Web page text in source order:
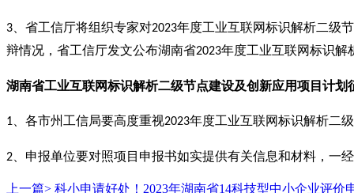
3 、省工信厅将组织专家对2023年度工业互联网标识解析二级
辩情况，省工信厅发文公布湖南省2023年度工业互联网标识解
湖南省工业互联网标识解析二级节点建设及创新应用项目计划
1 、各市州工信局要高度重视2023年度工业互联网标识解析二
2 、申报单位要对照项目申报书如实提供有关信息和材料，一
上一篇> 科小申请好处！2023年湖南省14科技型中小企业评价